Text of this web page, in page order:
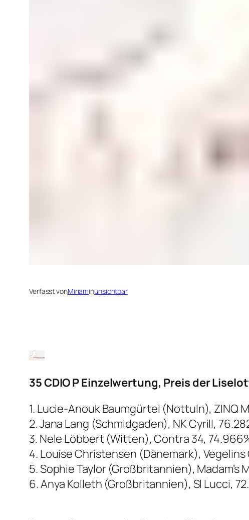
Verfasst vonMiriaminunsichtbar
35 CDIO P Einzelwertung, Preis der
1. Lucie-Anouk Baumgürtel (Nottuln), ZINQ
2. Jana Lang (Schmidgaden), NK Cyrill,
3. Nele Löbbert (Witten), Contra 34,
4. Louise Christensen (Dänemark), Vegelins
5. Sophie Taylor (Großbritannien), Madam’s
6. Anya Kolleth (Großbritannien), Sl Lucci,